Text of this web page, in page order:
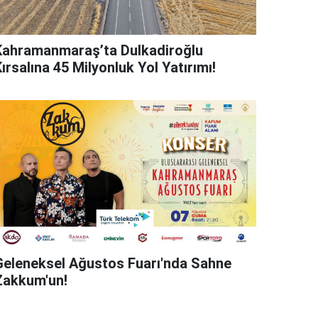
Dulkadiroğlu
45 Milyonluk Yol Yatırımı!
Ağustos Fuarı'nda Sahne